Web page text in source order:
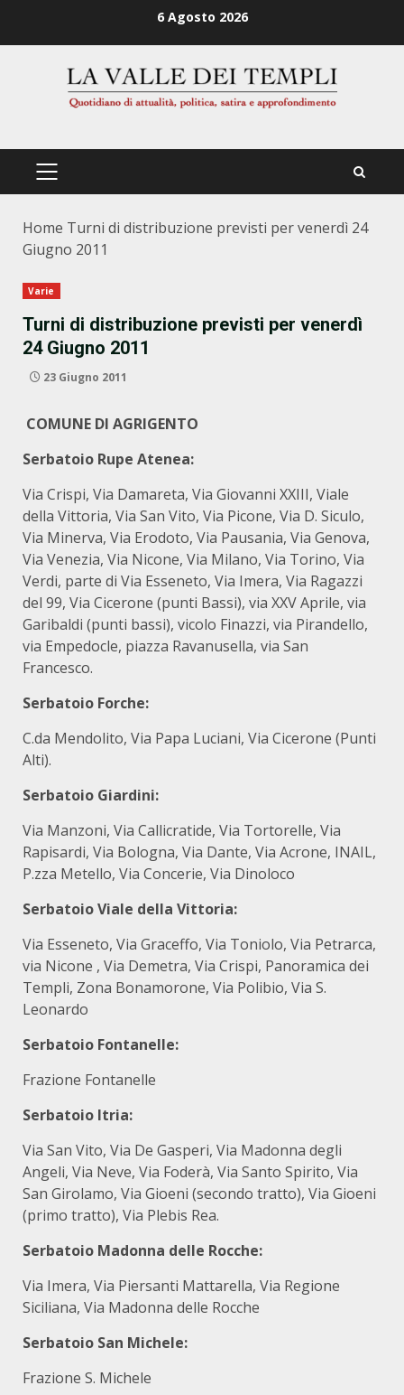
6 Agosto 2026
PRIMÄRES
Home Turni di distribuzione previsti per venerdì 24
Giugno 2011
Varie
Turni di distribuzione previsti per venerdì
24 Giugno 2011
23 Giugno 2011
COMUNE DI AGRIGENTO
Serbatoio Rupe Atenea:
Via Crispi, Via Damareta, Via Giovanni XXIII, Viale
della Vittoria, Via San Vito, Via Picone, Via D. Siculo,
Via Minerva, Via Erodoto, Via Pausania, Via Genova,
Via Venezia, Via Nicone, Via Milano, Via Torino, Via
Verdi, parte di Via Esseneto, Via Imera, Via Ragazzi
del 99, Via Cicerone (punti Bassi), via XXV Aprile, via
Garibaldi (punti bassi), vicolo Finazzi, via Pirandello,
via Empedocle, piazza Ravanusella, via San
Francesco.
Serbatoio Forche:
C.da Mendolito, Via Papa Luciani, Via Cicerone (Punti
Alti).
Serbatoio Giardini:
Via Manzoni, Via Callicratide, Via Tortorelle, Via
Rapisardi, Via Bologna, Via Dante, Via Acrone, INAIL,
P.zza Metello, Via Concerie, Via Dinoloco
Serbatoio Viale della Vittoria:
Via Esseneto, Via Graceffo, Via Toniolo, Via Petrarca,
via Nicone , Via Demetra, Via Crispi, Panoramica dei
Templi, Zona Bonamorone, Via Polibio, Via S.
Leonardo
Serbatoio Fontanelle:
Frazione Fontanelle
Serbatoio Itria:
Via San Vito, Via De Gasperi, Via Madonna degli
Angeli, Via Neve, Via Foderà, Via Santo Spirito, Via
San Girolamo, Via Gioeni (secondo tratto), Via Gioeni
(primo tratto), Via Plebis Rea.
Serbatoio Madonna delle Rocche:
Via Imera, Via Piersanti Mattarella, Via Regione
Siciliana, Via Madonna delle Rocche
Serbatoio San Michele:
Frazione S. Michele